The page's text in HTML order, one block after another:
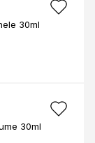
30ml
30ml